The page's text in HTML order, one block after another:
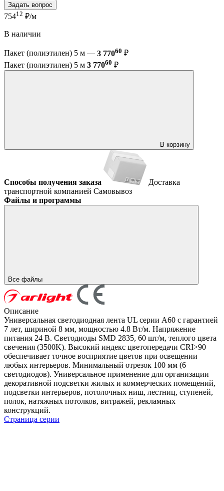
Задать вопрос
75412 ₽/м
В наличии
Пакет (полиэтилен) 5 м — 3 77060 ₽
Пакет (полиэтилен) 5 м 3 77060 ₽
В корзину
Способы получения заказа
Доставка
транспортной компанией Самовывоз
Файлы и программы
Все файлы
Описание
Универсальная светодиодная лента UL серии A60 с гарантией
7 лет, шириной 8 мм, мощностью 4.8 Вт/м. Напряжение
питания 24 В. Светодиоды SMD 2835, 60 шт/м, теплого цвета
свечения (3500K). Высокий индекс цветопередачи CRI>90
обеспечивает точное восприятие цветов при освещении
любых интерьеров. Минимальный отрезок 100 мм (6
светодиодов). Универсальное применение для организации
декоративной подсветки жилых и коммерческих помещений,
подсветки интерьеров, потолочных ниш, лестниц, ступеней,
полок, натяжных потолков, витражей, рекламных
конструкций.
Страница серии